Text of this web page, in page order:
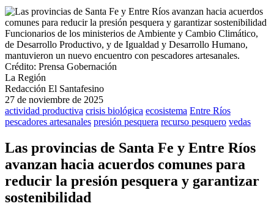
Funcionarios de los ministerios de Ambiente y Cambio Climático,
de Desarrollo Productivo, y de Igualdad y Desarrollo Humano,
mantuvieron un nuevo encuentro con pescadores artesanales.
Crédito: Prensa Gobernación
La Región
Redacción El Santafesino
27 de noviembre de 2025
actividad productiva crisis biológica ecosistema Entre Ríos
pescadores artesanales presión pesquera recurso pesquero vedas
Las provincias de Santa Fe y Entre Ríos
avanzan hacia acuerdos comunes para
reducir la presión pesquera y garantizar
sostenibilidad